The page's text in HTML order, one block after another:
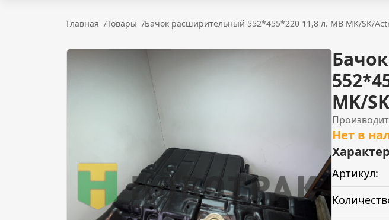
Главная /Товары /Бачок расширительный 552*455*220 11,8 л. MB MK/SK/
MK/
Нет в
Артикул: